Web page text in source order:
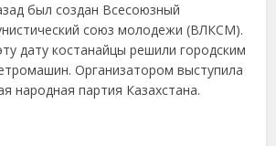
был создан Всесоюзный
союз молодежи (ВЛКСМ).
дату костанайцы решили городским
Организатором выступила
народная партия Казахстана.